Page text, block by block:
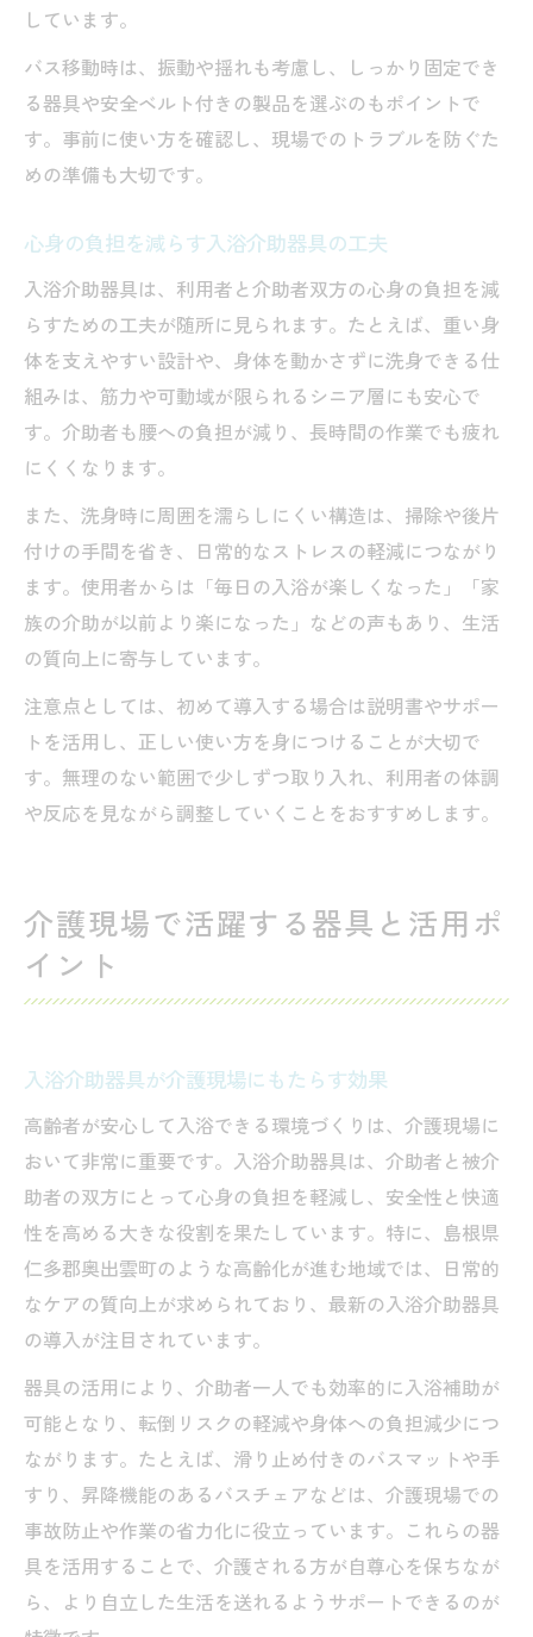
しています。
バス移動時は、振動や揺れも考慮し、しっかり固定でき
る器具や安全ベルト付きの製品を選ぶのもポイントで
す。事前に使い方を確認し、現場でのトラブルを防ぐた
めの準備も大切です。
心身の負担を減らす入浴介助器具の工夫
入浴介助器具は、利用者と介助者双方の心身の負担を減
らすための工夫が随所に見られます。たとえば、重い身
体を支えやすい設計や、身体を動かさずに洗身できる仕
組みは、筋力や可動域が限られるシニア層にも安心で
す。介助者も腰への負担が減り、長時間の作業でも疲れ
にくくなります。
また、洗身時に周囲を濡らしにくい構造は、掃除や後片
付けの手間を省き、日常的なストレスの軽減につながり
ます。使用者からは「毎日の入浴が楽しくなった」「家
族の介助が以前より楽になった」などの声もあり、生活
の質向上に寄与しています。
注意点としては、初めて導入する場合は説明書やサポー
トを活用し、正しい使い方を身につけることが大切で
す。無理のない範囲で少しずつ取り入れ、利用者の体調
や反応を見ながら調整していくことをおすすめします。
介護現場で活躍する器具と活用ポ
イント
入浴介助器具が介護現場にもたらす効果
高齢者が安心して入浴できる環境づくりは、介護現場に
おいて非常に重要です。入浴介助器具は、介助者と被介
助者の双方にとって心身の負担を軽減し、安全性と快適
性を高める大きな役割を果たしています。特に、島根県
仁多郡奥出雲町のような高齢化が進む地域では、日常的
なケアの質向上が求められており、最新の入浴介助器具
の導入が注目されています。
器具の活用により、介助者一人でも効率的に入浴補助が
可能となり、転倒リスクの軽減や身体への負担減少につ
ながります。たとえば、滑り止め付きのバスマットや手
すり、昇降機能のあるバスチェアなどは、介護現場での
事故防止や作業の省力化に役立っています。これらの器
具を活用することで、介護される方が自尊心を保ちなが
ら、より自立した生活を送れるようサポートできるのが